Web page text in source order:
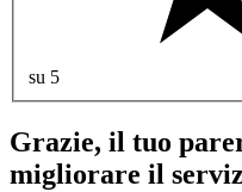
su 5
Grazie, il tuo
migliorare il